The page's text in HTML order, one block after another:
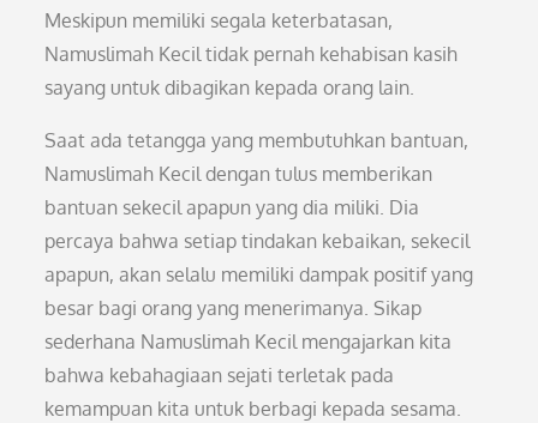
Meskipun memiliki segala keterbatasan,
Namuslimah Kecil tidak pernah kehabisan kasih
sayang untuk dibagikan kepada orang lain.
Saat ada tetangga yang membutuhkan bantuan,
Namuslimah Kecil dengan tulus memberikan
bantuan sekecil apapun yang dia miliki. Dia
percaya bahwa setiap tindakan kebaikan, sekecil
apapun, akan selalu memiliki dampak positif yang
besar bagi orang yang menerimanya. Sikap
sederhana Namuslimah Kecil mengajarkan kita
bahwa kebahagiaan sejati terletak pada
kemampuan kita untuk berbagi kepada sesama.